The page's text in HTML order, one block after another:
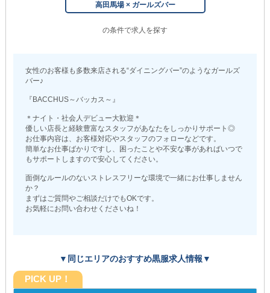
高田馬場 × ガールズバー
の条件で求人を探す
女性のお客様も多数来店される“ダイニングバー”のようなガールズ
バー♪
『BACCHUS～バッカス～』
＊ナイト・社会人デビュー大歓迎＊
優しい店長と経験豊富なスタッフがあなたをしっかりサポート◎
お仕事内容は、お客様対応やスタッフのフォローなどです。
簡単なお仕事ばかりですし、困ったことや不安な事があればいつで
もサポートしますので安心してください。
面倒なルールのないストレスフリーな環境で一緒にお仕事しません
か？
まずはご質問やご相談だけでもOKです。
お気軽にお問い合わせくださいね！
▼同じエリアのおすすめ黒服求人情報▼
PICK UP！